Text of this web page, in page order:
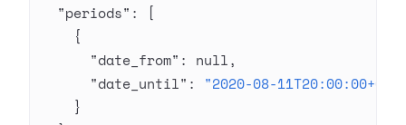
  "periods"
: [
    {
      "date_from"
: null,
      "date_until"
: "2020-08-
    }